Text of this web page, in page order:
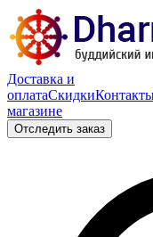
Доставка и
оплатаСкидки
магазине
Отследить заказ